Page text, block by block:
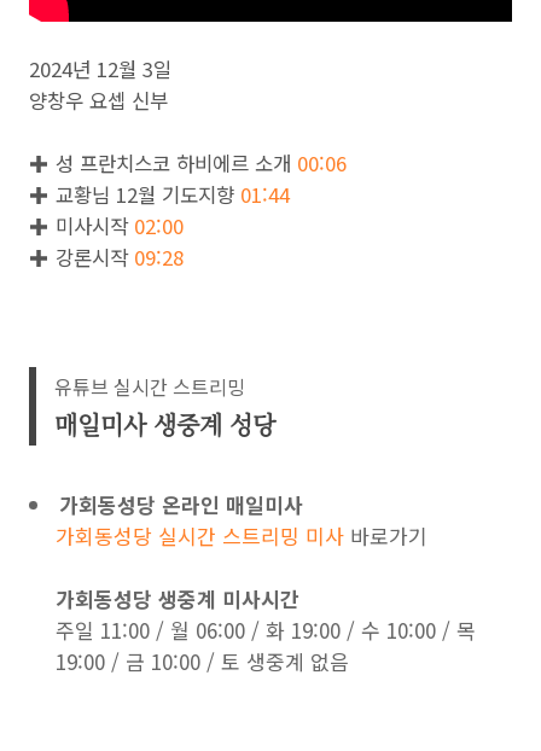
2024년 12월 3일
양창우 요셉 신부
✚ 성 프란치스코 하비에르 소개 00:06
✚ 교황님 12월 기도지향 01:44
✚ 미사시작 02:00
✚ 강론시작 09:28
유튜브 실시간 스트리밍
매일미사 생중계 성당
가회동성당 온라인 매일미사
가회동성당 실시간 스트리밍 미사 바로가기
가회동성당 생중계 미사시간
주일 11:00 / 월 06:00 / 화 19:00 / 수 10:00 / 목
19:00 / 금 10:00 / 토 생중계 없음